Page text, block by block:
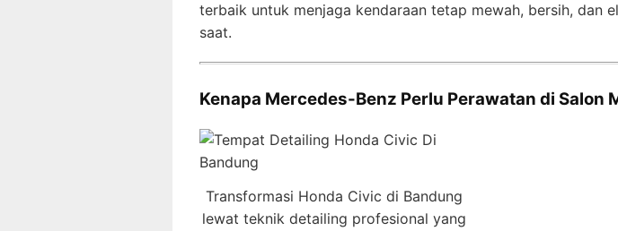
terbaik untuk menjaga kendaraan tetap mewah, bersih, dan
saat.
Kenapa Mercedes-Benz Perlu Perawatan di Salon
Transformasi Honda Civic di Bandung
lewat teknik detailing profesional yang